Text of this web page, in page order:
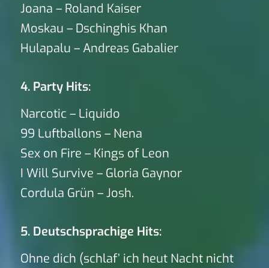
Joana – Roland Kaiser
Moskau – Dschinghis Khan
Hulapalu – Andreas Gabalier
4. Party Hits:
Narcotic – Liquido
99 Luftballons – Nena
Sex on Fire – Kings of Leon
I Will Survive – Gloria Gaynor
Cordula Grün – Josh.
5. Deutschsprachige Hits:
Ohne dich (schlaf’ ich heut Nacht nicht